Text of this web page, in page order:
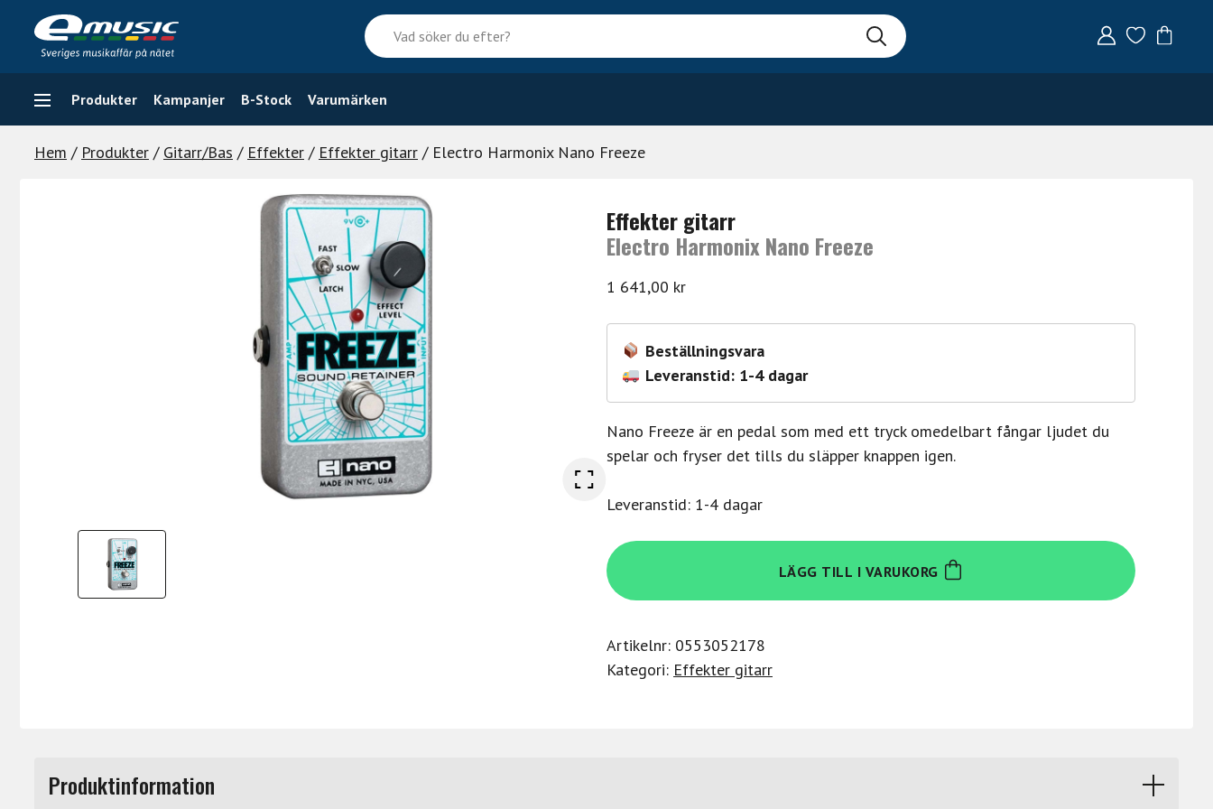
content
Vad
söker
du
efter?
Produkter Kampanjer B-Stock Varumärken
Hem / Produkter / Gitarr/Bas / Effekter / Effekter gitarr / Electro Harmonix Nano Freeze
Effekter gitarr
Electro Harmonix Nano Freeze
1 641,00 kr
Beställningsvara
Leveranstid: 1-4 dagar
Nano Freeze är en pedal som med ett tryck omedelbart fångar ljudet du
spelar och fryser det tills du släpper knappen igen.
Leveranstid: 1-4 dagar
Electro
Harmonix
Nano
mängd
LÄGG TILL I VARUKORG
Artikelnr: 0553052178
Kategori: Effekter gitarr
Produktinformation